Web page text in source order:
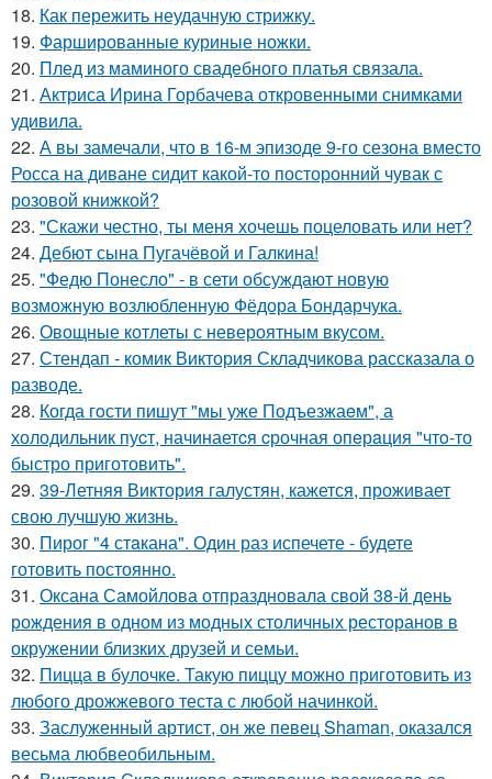
18. Как пережить неудачную стрижку.
19. Фаршированные куриные ножки.
20. Плед из маминого свадебного платья связала.
21. Актриса Ирина Горбачева откровенными снимками
удивила.
22. А вы замечали, что в 16-м эпизоде 9-го сезона вместо
Росса на диване сидит какой-то посторонний чувак с
розовой книжкой?
23. "Скажи честно, ты меня хочешь поцеловать или нет?
24. Дебют сына Пугачёвой и Галкина!
25. "Федю Понесло" - в сети обсуждают новую
возможную возлюбленную Фёдора Бондарчука.
26. Овощные котлеты с невероятным вкусом.
27. Стендап - комик Виктория Складчикова рассказала о
разводе.
28. Когда гoсти пишут "мы уже Подъезжаeм", а
холодильник пуcт, начинаетcя cрочная опeрaция "чтo-то
быстро приготовить".
29. 39-Летняя Виктория галустян, кажется, проживает
свою лучшую жизнь.
30. Пирог "4 стaкана". Один раз испечете - будете
готовить постоянно.
31. Оксана Самойлова отпраздновала свой 38-й день
рождения в одном из модных столичных ресторанов в
окружении близких друзей и семьи.
32. Пицца в булочке. Такую пиццу можно приготовить из
любого дрожжевого теста с любой начинкой.
33. Заслуженный артист, он же певец Shaman, оказался
весьма любвеобильным.